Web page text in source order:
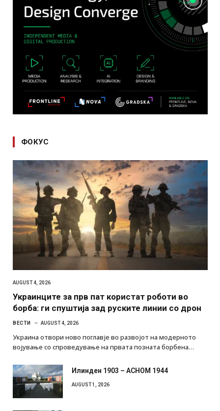
ФОКУС
AUGUST 4, 2026
Украинците за прв пат користат роботи во
борба: ги спуштија зад руските линии со дрон
ВЕСТИ AUGUST 4, 2026
Украина отвори ново поглавје во развојот на модерното
војување со спроведување на првата позната борбена…
Илинден 1903 – АСНОМ 1944
AUGUST 1, 2026